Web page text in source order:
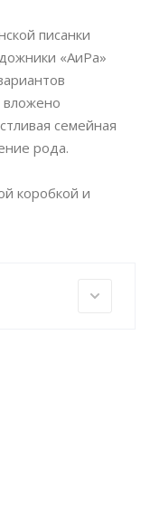
писанки
«АиРа»
семейная
рода.
коробкой и